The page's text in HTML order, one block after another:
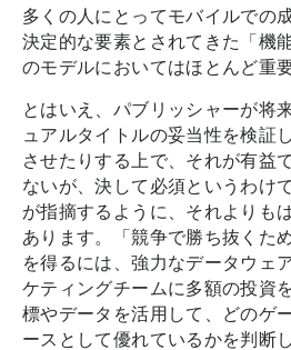
多くの人にとってモバイルでの
決定的な要素とされてきた「機
のモデルにおいてはほとんど重
とはいえ、パブリッシャーが将
ュアルタイトルの妥当性を検証
させたりする上で、それが有益
ないが、決して必須というわけ
が指摘するように、それよりも
あります。「競争で勝ち抜くた
を得るには、強力なデータウェ
ケティングチームに多額の投資
標やデータを活用して、どのゲ
ースとして優れているかを判断